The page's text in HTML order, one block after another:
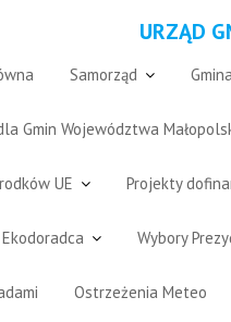
URZĄD
Samorząd
Gmin Województwa
UE Projekty
Ekodoradca Wybory
Ostrzeżenia Meteo